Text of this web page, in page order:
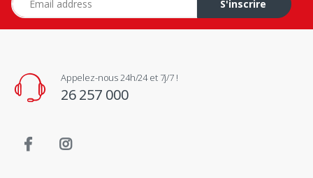
S'inscrire
Appelez-nous 24h/24 et 7j/7 !
26 257 000